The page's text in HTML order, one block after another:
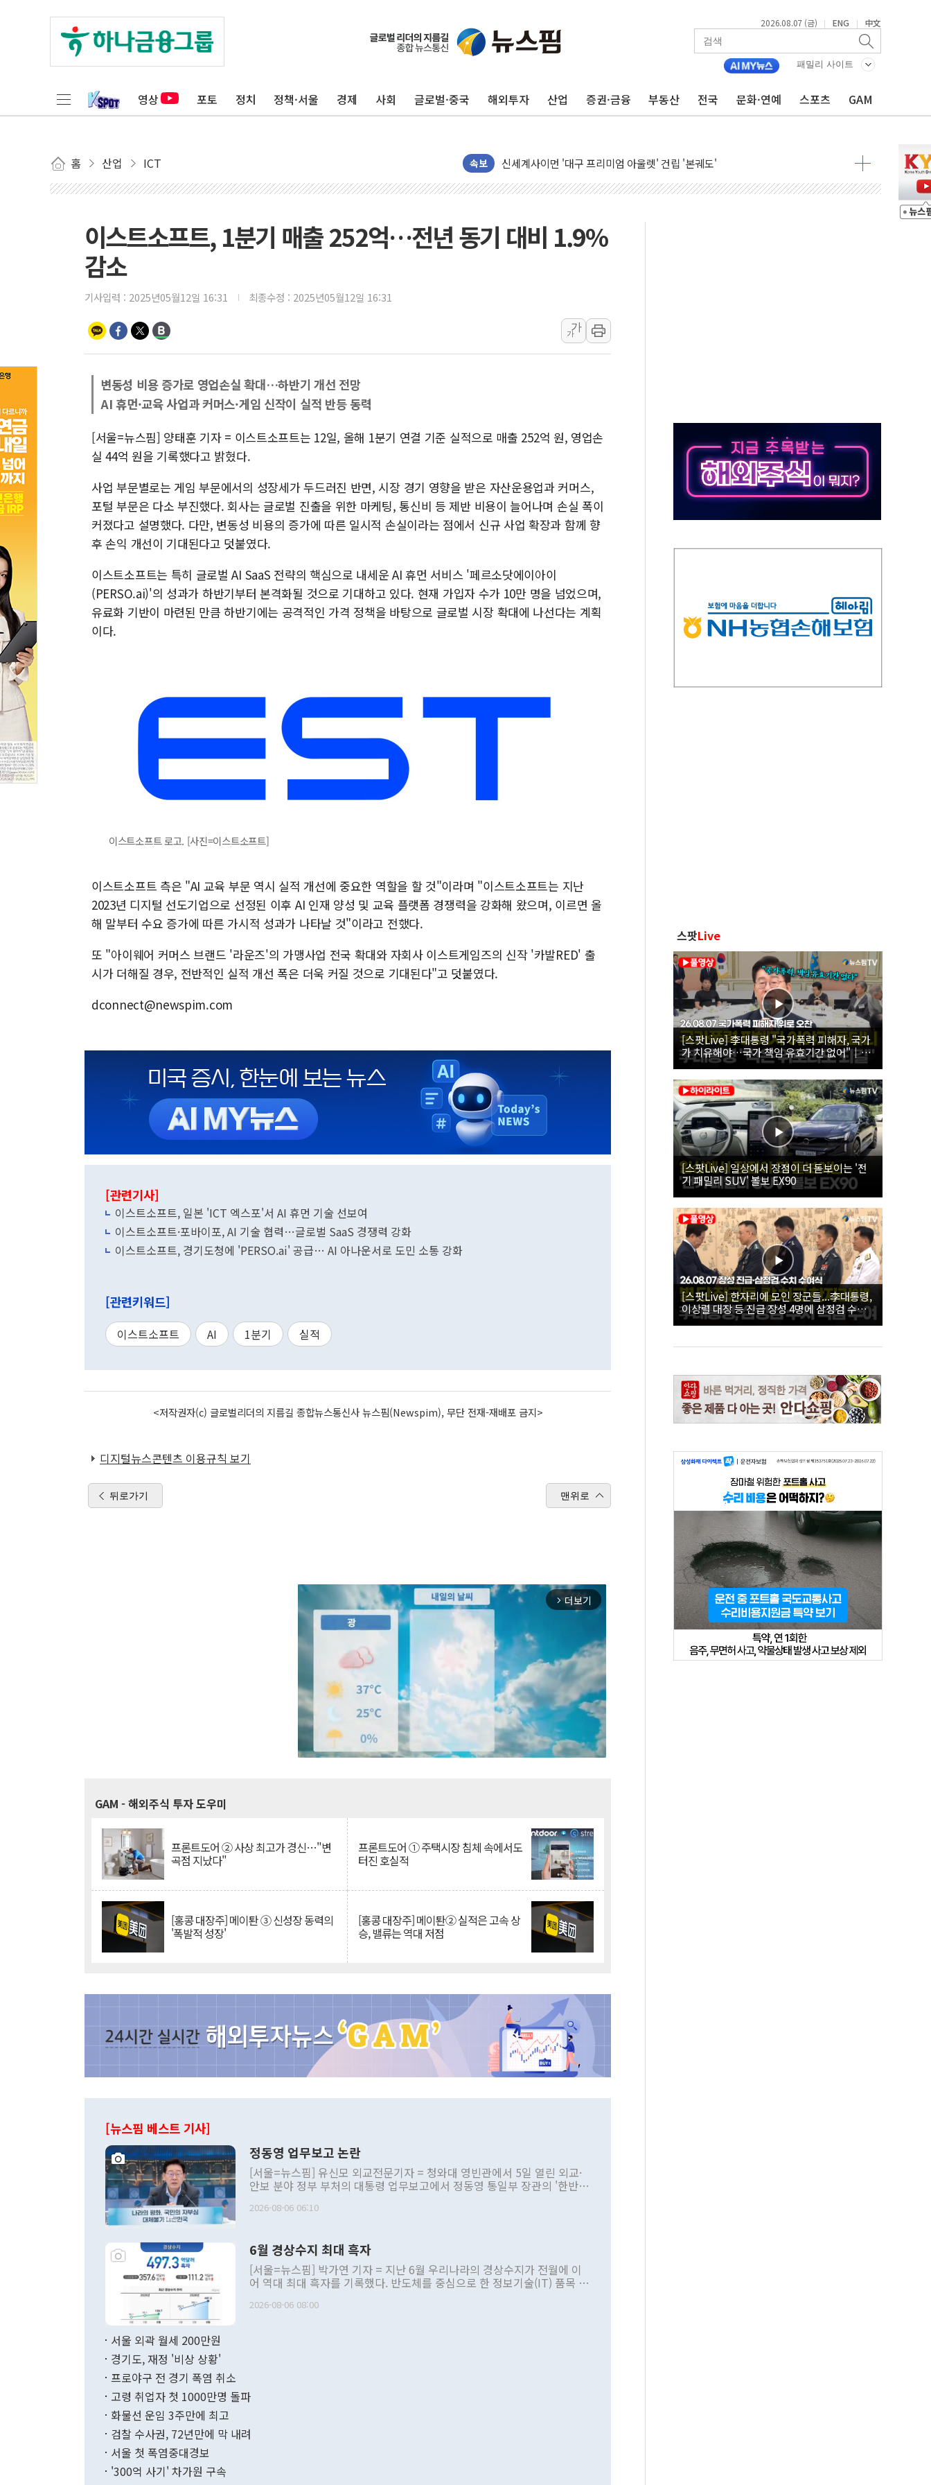
2026.08.07 (금) | ENG | 中文
패밀리 사이트
영상 포토 정치 정책·서울 경제 사회 글로벌·중국 해외투자 산업 증권·금융 부동산 전국 문화·연예 스포츠 GAM
홈 산업 ICT 속보
40.2도 찍은 서울 등 폭염중대경보 해제…누적 온열질환자 2872명
"文정부 악몽 재현 안돼"...李 부동산 세제안에 與 내부서 '총선·대선 직격탄' 우려
李대통령, 호우 피해 경북 안동·의성 특별재난지역 선포
'변기 수리' 집주인에게 흉기 휘두른 30대 세입자…경찰, 현행범 체포
프롬바이오, 10일 거래 재개…"재무구조 개편"
NH농협생명, 농작업 중 온열질환 보장…폭염기 신속 보상 강화
푸본현대생명, 육군 3군단과 군 장병 금융교육·전역 지원 협약
교보생명, '교보K-맞춤건강보험' 6개월 배타적사용권 획득
네이버 클립, 시청 만으로 혜택 얻는 피드코인 이벤트 진행
서울 재건축·재개발 정상화시 5년 내 9만가구 순증...이주 대란도 제한적
KDB생명 본입찰 3파전…한화·흥국·한투 참여
이스트소프트, 1분기 매출 252억…전년 동기 대비 1.9%
감소
기사입력 : 2025년05월12일 16:31 최종수정 : 2025년05월12일 16:31
가
가
변동성 비용 증가로 영업손실 확대…하반기 개선 전망
AI 휴먼·교육 사업과 커머스·게임 신작이 실적 반등 동력
[서울=뉴스핌] 양태훈 기자 = 이스트소프트는 12일, 올해 1분기 연결 기준 실적으로 매출 252억 원, 영업손
실 44억 원을 기록했다고 밝혔다.
사업 부문별로는 게임 부문에서의 성장세가 두드러진 반면, 시장 경기 영향을 받은 자산운용업과 커머스,
포털 부문은 다소 부진했다. 회사는 글로벌 진출을 위한 마케팅, 통신비 등 제반 비용이 늘어나며 손실 폭이
커졌다고 설명했다. 다만, 변동성 비용의 증가에 따른 일시적 손실이라는 점에서 신규 사업 확장과 함께 향
후 손익 개선이 기대된다고 덧붙였다.
이스트소프트는 특히 글로벌 AI SaaS 전략의 핵심으로 내세운 AI 휴먼 서비스 '페르소닷에이아이
(PERSO.ai)'의 성과가 하반기부터 본격화될 것으로 기대하고 있다. 현재 가입자 수가 10만 명을 넘었으며,
유료화 기반이 마련된 만큼 하반기에는 공격적인 가격 정책을 바탕으로 글로벌 시장 확대에 나선다는 계획
이다.
이스트소프트 로고. [사진=이스트소프트]
이스트소프트 측은 "AI 교육 부문 역시 실적 개선에 중요한 역할을 할 것"이라며 "이스트소프트는 지난
2023년 디지털 선도기업으로 선정된 이후 AI 인재 양성 및 교육 플랫폼 경쟁력을 강화해 왔으며, 이르면 올
해 말부터 수요 증가에 따른 가시적 성과가 나타날 것"이라고 전했다.
또 "아이웨어 커머스 브랜드 '라운즈'의 가맹사업 전국 확대와 자회사 이스트게임즈의 신작 '카발RED' 출
시가 더해질 경우, 전반적인 실적 개선 폭은 더욱 커질 것으로 기대된다"고 덧붙였다.
dconnect@newspim.com
[관련기사]
이스트소프트, 일본 'ICT 엑스포'서 AI 휴먼 기술 선보여
이스트소프트·포바이포, AI 기술 협력…글로벌 SaaS 경쟁력 강화
이스트소프트, 경기도청에 'PERSO.ai' 공급… AI 아나운서로 도민 소통 강화
[관련키워드]
이스트소프트 AI 1분기 실적
<저작권자(c) 글로벌리더의 지름길 종합뉴스통신사 뉴스핌(Newspim), 무단 전재-재배포 금지>
디지털뉴스콘텐츠 이용규칙 보기
뒤로가기 맨위로
arrow_forward_ios 더보기
GAM - 해외주식 투자 도우미
프론트도어 ② 사상 최고가 경신…"변
곡점 지났다"
프론트도어 ① 주택시장 침체 속에서도
터진 호실적
[홍콩 대장주] 메이퇀 ③ 신성장 동력의
'폭발적 성장'
[홍콩 대장주] 메이퇀② 실적은 고속 상
승, 밸류는 역대 저점
[뉴스핌 베스트 기사]
정동영 업무보고 논란
[서울=뉴스핌] 유신모 외교전문기자 = 청와대 영빈관에서 5일 열린 외교·
안보 분야 정부 부처의 대통령 업무보고에서 정동영 통일부 장관의 '한반도
발언 중에는 정부 내 조율을 거치지 않은 사안을 정책으로 추진하겠다고 공
주의적 희망에 근거한 비현실적 구상'이라는 비판을 내놨다. 그동안 정 장
관의 대북 정책 관련 발언이 물의를 빚은 적은 여러 번 있지만 대통령과 유
관 부처 장관이 공개적으로 부정적 입장을 표명한 것은 이례적이다. 정 장
관의 무리한 대북 접근법과 월권을 제어해야 한다는 목소리도 높아지고 있
다. [정동영 통일부 장관이 지난달 23일 오후 서울 종로구 정부서울청사에
무너졌다고도 했다. 또 "현 시점에서 흘러간 선(先)비핵화만 되뇌는 것은
함께 4자 대화의 동력을 확보하기 위해 최선을 다할 것"이라고 말했다. 하
2026-08-06 06:10
6월 경상수지 최대 흑자
[서울=뉴스핌] 박가연 기자 = 지난 6월 우리나라의 경상수지가 전월에 이
어 역대 최대 흑자를 기록했다. 반도체를 중심으로 한 정보기술(IT) 품목 수
료=한국은행] 한국은행이 6일 발표한 '2026년 6월 국제수지(잠정)'에 따르
며 월간 기준 처음으로 1000억달러를 넘어섰다. 상품수입은 644억8000만
196.9% 급증했고 컴퓨터·주변기기(SSD)는 282.7% 증가했다. IT 품목
수출은 160.4% 늘었으며 비IT 품목도 ▲석유제품(47.5%) ▲화공품
2026-08-06 08:00
서울 외곽 월세 200만원
경기도, 재정 '비상 상황'
프로야구 전 경기 폭염 취소
고령 취업자 첫 1000만명 돌파
화물선 운임 3주만에 최고
검찰 수사권, 72년만에 막 내려
서울 첫 폭염중대경보
'300억 사기' 차가원 구속
스팟Live
[스팟Live] 李대통령 "국가폭력 피해자, 국가
가 치유해야…국가 책임 유효기간 없어"｜
26.08.07 국가폭력 피해자 위로 오찬
[스팟Live] 일상에서 장점이 더 돋보이는 '전
기 패밀리 SUV' 볼보 EX90
[스팟Live] 한자리에 모인 장군들...李대통령,
이상렬 대장 등 진급 장성 4명에 삼정검 수치
직접 수여｜26.08.07 장성 진급·삼정검 수치